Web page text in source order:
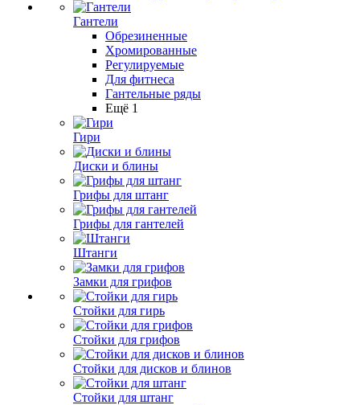
Гантели
Обрезиненные
Хромированные
Регулируемые
Для фитнеса
Гантельные ряды
Ещё 1
Гири
Диски и блины
Грифы для штанг
Грифы для гантелей
Штанги
Замки для грифов
Стойки для гирь
Стойки для грифов
Стойки для дисков и блинов
Стойки для штанг